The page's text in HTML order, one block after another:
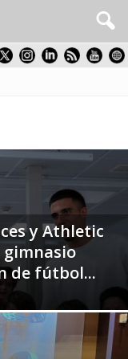
y Athletic
de fútbol...